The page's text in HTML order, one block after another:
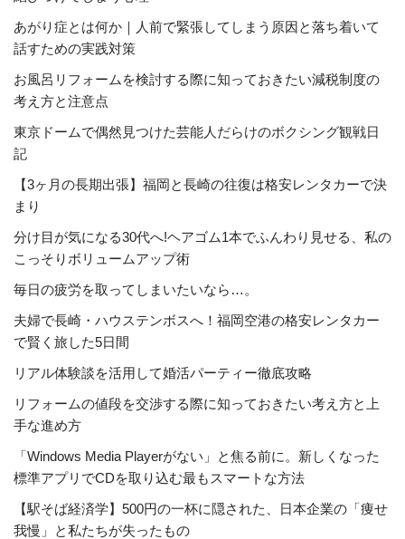
あがり症とは何か｜人前で緊張してしまう原因と落ち着いて
話すための実践対策
お風呂リフォームを検討する際に知っておきたい減税制度の
考え方と注意点
東京ドームで偶然見つけた芸能人だらけのボクシング観戦日
記
【3ヶ月の長期出張】福岡と長崎の往復は格安レンタカーで決
まり
分け目が気になる30代へ!ヘアゴム1本でふんわり見せる、私の
こっそりボリュームアップ術
毎日の疲労を取ってしまいたいなら…。
夫婦で長崎・ハウステンボスへ！福岡空港の格安レンタカー
で賢く旅した5日間
リアル体験談を活用して婚活パーティー徹底攻略
リフォームの値段を交渉する際に知っておきたい考え方と上
手な進め方
「Windows Media Playerがない」と焦る前に。新しくなった
標準アプリでCDを取り込む最もスマートな方法
【駅そば経済学】500円の一杯に隠された、日本企業の「痩せ
我慢」と私たちが失ったもの